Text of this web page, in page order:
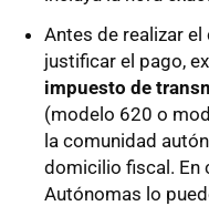
Antes de realizar
justificar el pago,
impuesto de
(modelo 620 o
la comunidad
domicilio fiscal. En
Autónomas lo